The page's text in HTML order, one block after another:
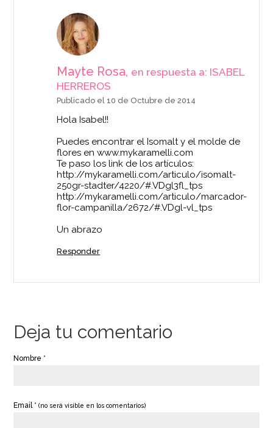
Mayte Rosa, en respuesta a: ISABEL
HERREROS
Publicado el 10 de Octubre de 2014
Hola Isabel!!
Puedes encontrar el Isomalt y el molde de
flores en www.mykaramelli.com
Te paso los link de los artículos:
http://mykaramelli.com/articulo/isomalt-
250gr-stadter/4220/#.VDgl3fl_tps
http://mykaramelli.com/articulo/marcador-
flor-campanilla/2672/#.VDgl-vl_tps
Un abrazo
Responder
Deja tu comentario
Nombre *
Email *(no será visible en los comentarios)